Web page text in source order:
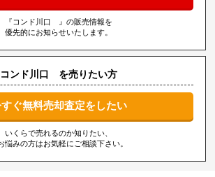
『コンド川口 』の販売情報を
優先的にお知らせいたします。
コンド川口 を売りたい方
ぐ無料売却査定をしたい
いくらで売れるのか知りたい、
悩みの方はお気軽にご相談下さい。